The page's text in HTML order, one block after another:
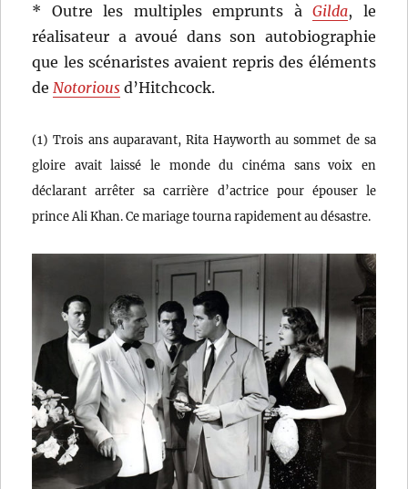
* Outre les multiples emprunts àGilda, le
réalisateur a avoué dans son autobiographie
que les scénaristes avaient repris des éléments
de Notorious d’Hitchcock.
(1) Trois ans auparavant, Rita Hayworth au sommet de sa
gloire avait laissé le monde du cinéma sans voix en
déclarant arrêter sa carrière d’actrice pour épouser le
prince Ali Khan. Ce mariage tourna rapidement au désastre.